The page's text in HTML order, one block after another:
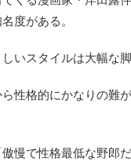
度がある。
いスタイルは大幅な
性格的にかなりの難
慢で性格最低な野郎